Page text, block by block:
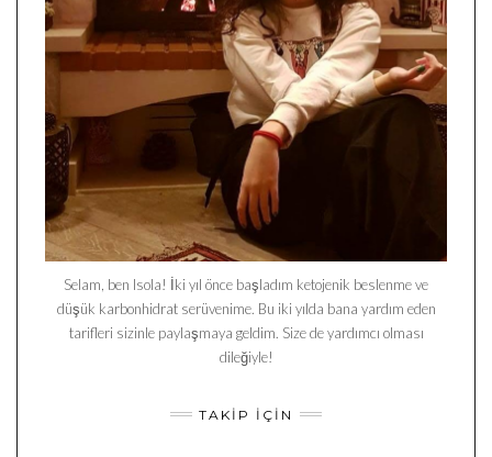
Selam, ben Isola! İki yıl önce başladım ketojenik beslenme ve
düşük karbonhidrat serüvenime. Bu iki yılda bana yardım eden
tarifleri sizinle paylaşmaya geldim. Size de yardımcı olması
dileğiyle!
TAKIP İÇIN